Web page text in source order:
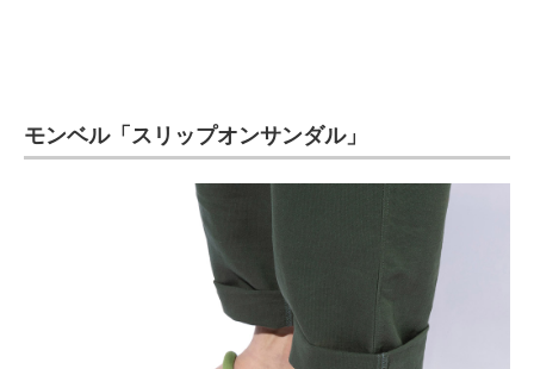
モンベル「スリップオンサンダル」